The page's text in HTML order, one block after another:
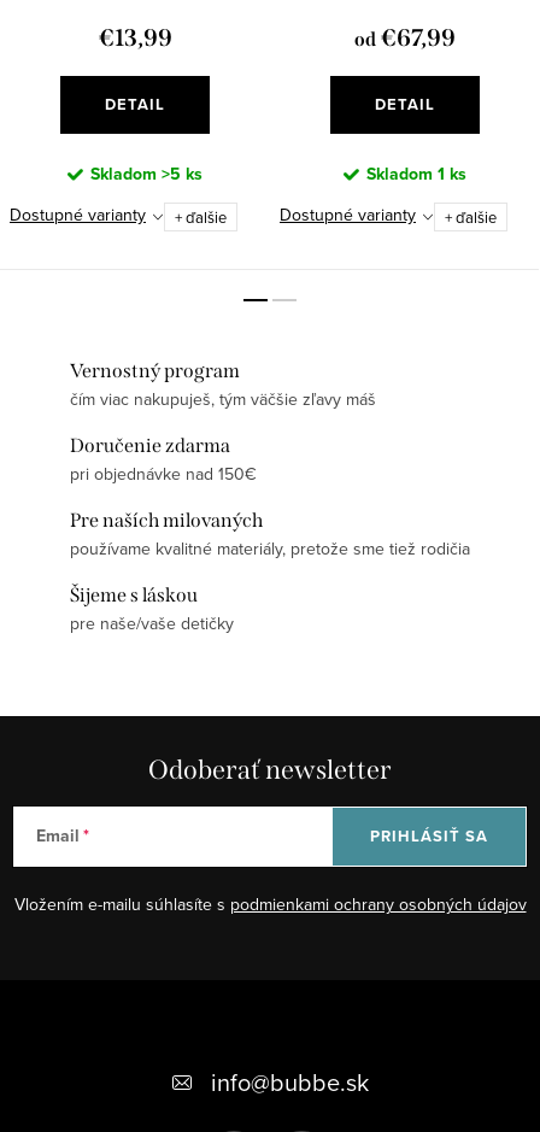
€13,99
DETAIL
Skladom >5 ks
Dostupné varianty + ďalšie
od €67,99
DETAIL
Skladom 1 ks
Dostupné varianty + ďalšie
Vernostný program
čím viac nakupuješ, tým väčšie zľavy máš
Doručenie zdarma
pri objednávke nad 150€
Pre naších milovaných
používame kvalitné materiály, pretože sme tiež rodičia
Šijeme s láskou
pre naše/vaše detičky
Odoberať newsletter
Email
Vložením e-mailu súhlasíte s podmienkami ochrany osobných údajov
PRIHLÁSIŤ SA
info@bubbe.sk